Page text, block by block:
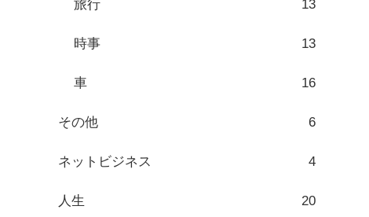
旅行 13
時事 13
車 16
その他 6
ネットビジネス 4
人生 20